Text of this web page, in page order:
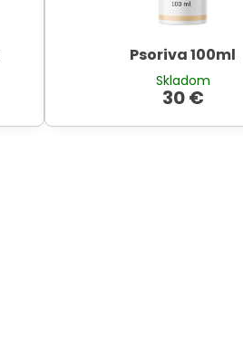
Psoriva 100ml
Skladom
30 €